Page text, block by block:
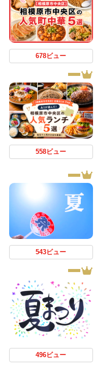
678ビュー
558ビュー
543ビュー
496ビュー